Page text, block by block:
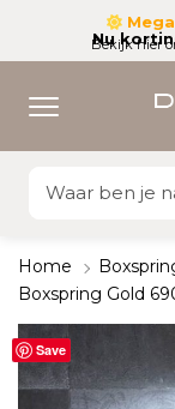
Nu
Bekijk hier
Home
Boxspring Gold
Save